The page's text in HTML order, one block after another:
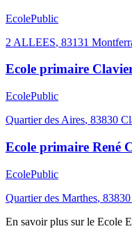
EcolePublic
2 ALLEES, 83131
Ecole primaire
EcolePublic
Quartier des Aires, 83830
Ecole primaire René
EcolePublic
Quartier des Marthes, 83830
En savoir plus sur le Ecole